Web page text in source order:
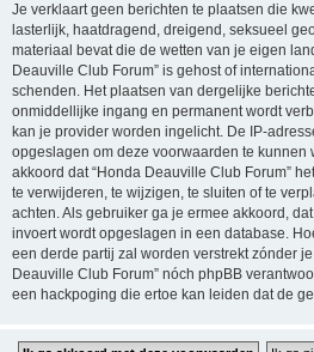
Je verklaart geen berichten te plaatsen die
lasterlijk, haatdragend, dreigend, seksueel
materiaal bevat die de wetten van je eigen
Deauville Club Forum” is gehost of
schenden. Het plaatsen van dergelijke
onmiddellijke ingang en permanent wordt
kan je provider worden ingelicht. De IP-
opgeslagen om deze voorwaarden te kunnen
akkoord dat “Honda Deauville Club Forum”
te verwijderen, te wijzigen, te sluiten of te
achten. Als gebruiker ga je ermee akkoord,
invoert wordt opgeslagen in een database.
een derde partij zal worden verstrekt zónder
Deauville Club Forum” nóch phpBB
een hackpoging die ertoe kan leiden dat de